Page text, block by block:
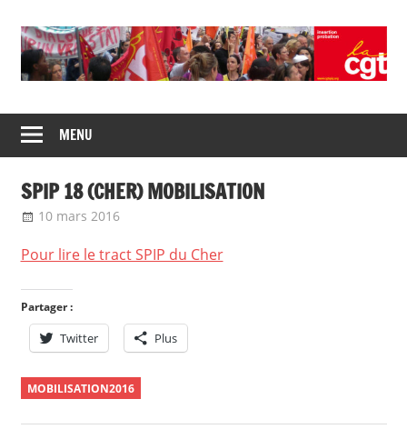
content
CGT
insertion
probation
de
syndicats
CGT
insertion
probation
MENU
SPIP 18 (CHER) MOBILISATION
10 mars 2016
Pour lire le tract SPIP du Cher
Partager :
Twitter Plus
MOBILISATION2016